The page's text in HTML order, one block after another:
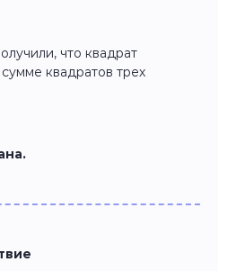
что квадрат
квадратов трех